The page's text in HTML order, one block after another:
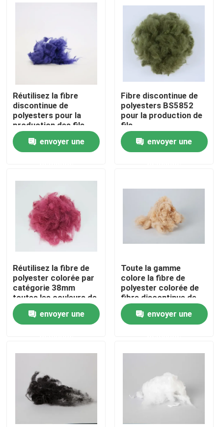
Aperçu
A propos de nous
Visite d'usine
Contrôle de la qualité
Contact
Fibre discontinue de polyester recyclé
Fibre discontinue de polypropylène
Réutilisez la fibre
discontinue de
polyesters pour la
production des fils
parfaits pour la
rotationenvoyer une
Fibre discontinue de
polyesters BS5852
pour la production de
fils
envoyer une
Réutilisez la fibre de
polyester colorée par
catégorie 38mm
toutes les couleurs de
gamme
envoyer une
Toute la gamme
colore la fibre de
polyester colorée de
fibre discontinue de
polyesters de 1.2D
1.4D 1.5Denvoyer une